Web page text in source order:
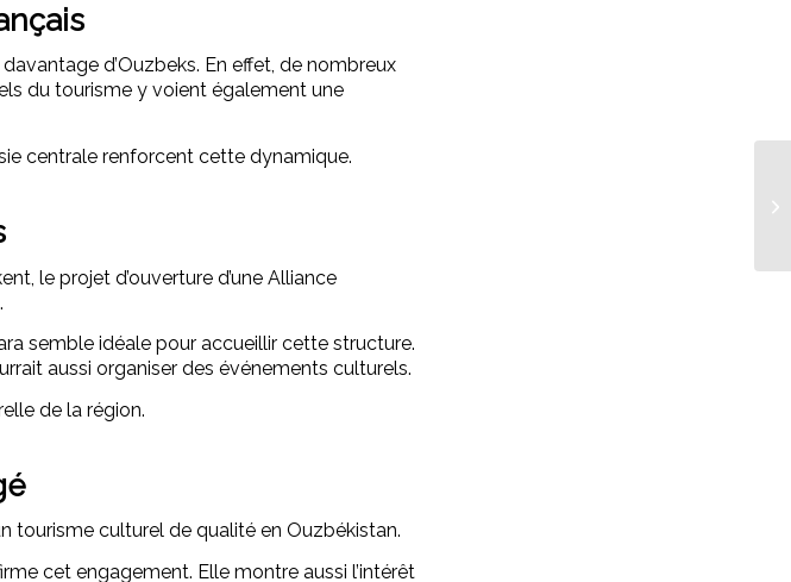
d’Ouzbeks. En effet, de nombreux
du tourisme y voient également une
centrale renforcent cette dynamique.
le projet d’ouverture d’une Alliance
semble idéale pour accueillir cette structure.
aussi organiser des événements culturels.
de la région.
tourisme culturel de qualité en Ouzbékistan.
cet engagement. Elle montre aussi l’intérêt